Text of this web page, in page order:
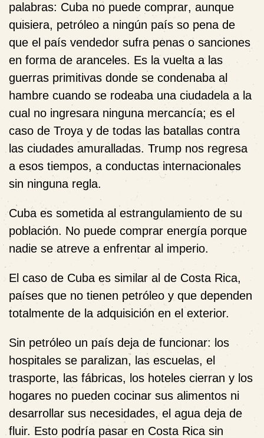
palabras: Cuba no puede comprar, aunque
quisiera, petróleo a ningún país so pena de
que el país vendedor sufra penas o sanciones
en forma de aranceles. Es la vuelta a las
guerras primitivas donde se condenaba al
hambre cuando se rodeaba una ciudadela a la
cual no ingresara ninguna mercancía; es el
caso de Troya y de todas las batallas contra
las ciudades amuralladas. Trump nos regresa
a esos tiempos, a conductas internacionales
sin ninguna regla.
Cuba es sometida al estrangulamiento de su
población. No puede comprar energía porque
nadie se atreve a enfrentar al imperio.
El caso de Cuba es similar al de Costa Rica,
países que no tienen petróleo y que dependen
totalmente de la adquisición en el exterior.
Sin petróleo un país deja de funcionar: los
hospitales se paralizan, las escuelas, el
trasporte, las fábricas, los hoteles cierran y los
hogares no pueden cocinar sus alimentos ni
desarrollar sus necesidades, el agua deja de
fluir. Esto podría pasar en Costa Rica sin